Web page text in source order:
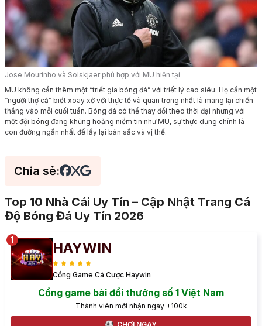
Jose Mourinho và Solskjaer phù hợp với MU hiện tại
MU không cần thêm một “triết gia bóng đá” với triết lý cao siêu. Họ cần một
“người thợ cả” biết xoay xở với thực tế và quan trọng nhất là mang lại chiến
thắng vào mỗi cuối tuần. Bóng đá có thể thay đổi theo thời đại nhưng với
một đội bóng đang khủng hoảng niềm tin như MU, sự thực dụng chính là
con đường ngắn nhất để lấy lại bản sắc và vị thế.
Chia sẻ:
Top 10 Nhà Cái Uy Tín – Cập Nhật Trang Cá
Độ Bóng Đá Uy Tín 2026
HAYWIN
Cổng Game Cá Cược Haywin
Cổng game bài đổi thưởng số 1 Việt Nam
Thành viên mới nhận ngay +100k